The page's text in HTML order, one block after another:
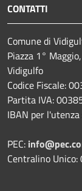
CONTATTI
Comune di
Piazza 1°
Vidigulfo
Codice Fiscale:
Partita IVA:
IBAN per
PEC:
Centralino